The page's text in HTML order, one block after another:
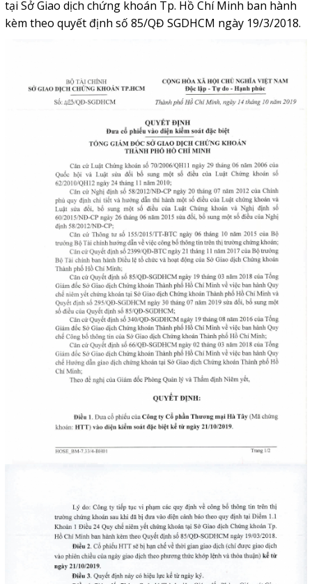
tại Sở Giao dịch chứng khoán Tp. Hồ Chí Minh ban hành
kèm theo quyết định số 85/QĐ SGDHCM ngày 19/3/2018.